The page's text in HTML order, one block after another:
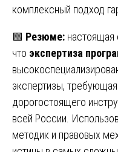
комплексный подход
🟩 Резюме: настоящая
что экспертиза
экспертизы,
дорогостоящего
всей России.
методик и правовых